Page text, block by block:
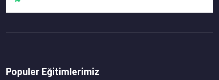
Populer Eğitimlerimiz